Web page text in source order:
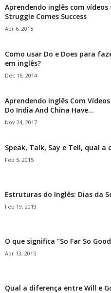
Aprendendo inglês com vídeos
Struggle Comes Success
Apr 6, 2015
Como usar Do e Does para
em inglês?
Dec 16, 2014
Aprendendo Inglês Com
Do India And China Have...
Nov 24, 2017
Speak, Talk, Say e Tell, qual a
Feb 5, 2015
Estruturas do Inglês: Dias da
Feb 19, 2019
O que significa “So Far So
Apr 13, 2015
Qual a diferença entre Will e